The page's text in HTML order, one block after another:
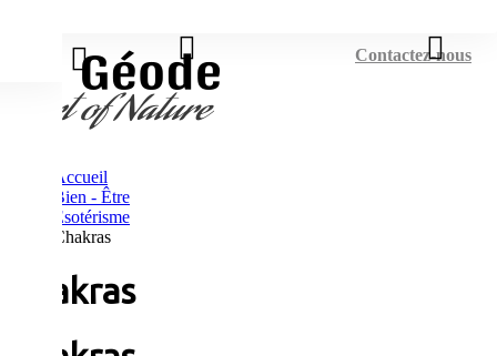
Contactez-nous
Accueil
Bien - Être
Esotérisme
Chakras
Chakras